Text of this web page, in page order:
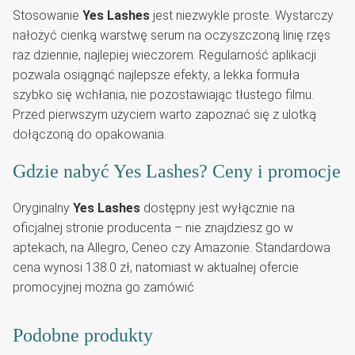
Stosowanie Yes Lashes jest niezwykle proste. Wystarczy
nałożyć cienką warstwę serum na oczyszczoną linię rzęs
raz dziennie, najlepiej wieczorem. Regularność aplikacji
pozwala osiągnąć najlepsze efekty, a lekka formuła
szybko się wchłania, nie pozostawiając tłustego filmu.
Przed pierwszym użyciem warto zapoznać się z ulotką
dołączoną do opakowania.
Gdzie nabyć Yes Lashes? Ceny i promocje
Oryginalny Yes Lashes dostępny jest wyłącznie na
oficjalnej stronie producenta – nie znajdziesz go w
aptekach, na Allegro, Ceneo czy Amazonie. Standardowa
cena wynosi 138.0 zł, natomiast w aktualnej ofercie
promocyjnej można go zamówić
Podobne produkty